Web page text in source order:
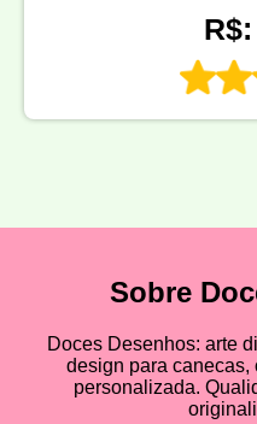
Sobre
Doces Desenhos: arte
design para canecas,
personalizada.